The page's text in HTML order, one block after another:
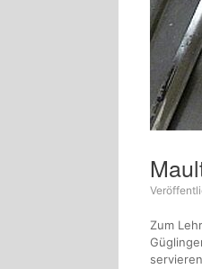
Zum